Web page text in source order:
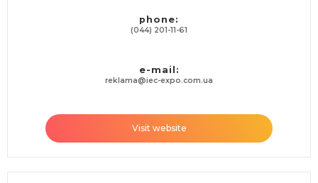
phone:
(044) 201-11-61
e-mail:
reklama@iec-expo.com.ua
Visit website